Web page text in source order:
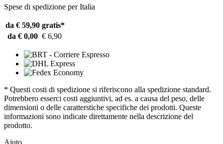
Spese di spedizione per Italia
da € 59,90 gratis*
da € 0,00 € 6,90
* Questi costi di spedizione si riferiscono alla spedizione standard.
Potrebbero esserci costi aggiuntivi, ad es. a causa del peso, delle
dimensioni o delle caratterstiche specifiche dei prodotti. Queste
informazioni sono indicate direttamente nella descrizione del
prodotto.
Aiuto